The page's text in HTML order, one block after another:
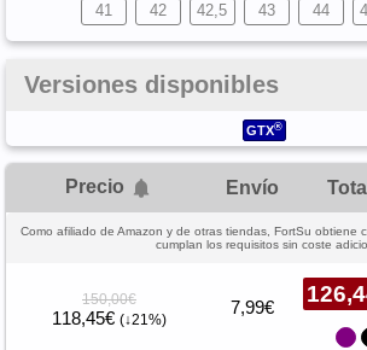
41 42 42,5 43 44
Versiones disponibles
GTX®
Precio Envío Total
Como afiliado de Amazon y de otras tiendas, FortSu obtiene
cumplan los requisitos sin coste
150,00€
118,45€ (↓21%)
7,99€